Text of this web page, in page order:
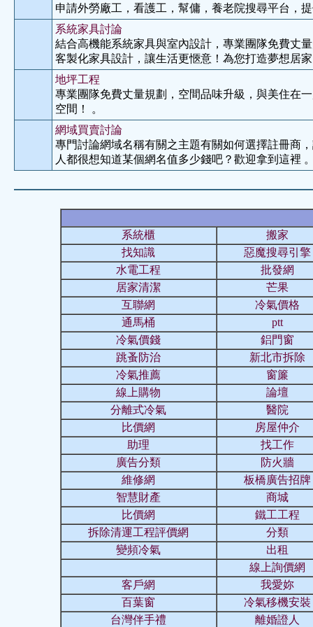
申請外勞廠工，看護工，幫傭，養老院搜尋平台，
系統家具討論
結合高機能系統家具與室內設計，專業團隊免費丈
客製化家具設計，讓生活更愜意！為您打造夢想居
地坪工程
專業團隊免費丈量規劃，空間品味升級，與美住在
空間！ 。
網域買賣討論
專門討論網域名稱有關之主題有關如何選擇註冊商
人都很想知道某個網名值多少錢吧？歡迎拿到這裡
系統櫃
搬家
找知識
惡魔搜尋引擎
水電工程
批發網
居家清潔
芒果
互聯網
冷氣價格
通馬桶
ptt
冷氣價錢
鋁門窗
跳蚤防治
新北市拆除
冷氣推薦
窗簾
線上購物
論壇
分離式冷氣
醫院
比價網
房屋仲介
助理
找工作
廣告分類
防火牆
維修網
板橋廣告招牌
智慧財產
商城
比價網
鐵工工程
拆除清運工程評價網
分類
變頻冷氣
出租
線上詢價網
客戶網
我愛妳
百葉窗
冷氣移機安裝
台灣伴手禮
離婚證人